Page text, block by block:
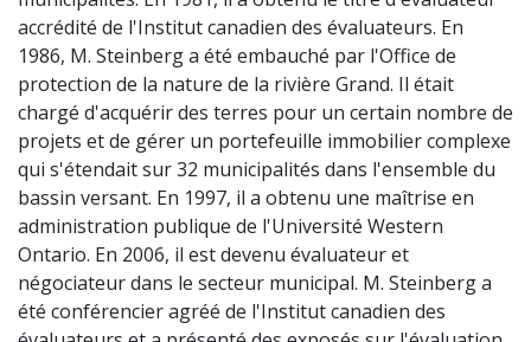
accrédité de l'Institut canadien des évaluateurs. En
1986, M. Steinberg a été embauché par l'Office de
protection de la nature de la rivière Grand. Il était
chargé d'acquérir des terres pour un certain nombre de
projets et de gérer un portefeuille immobilier complexe
qui s'étendait sur 32 municipalités dans l'ensemble du
bassin versant. En 1997, il a obtenu une maîtrise en
administration publique de l'Université Western
Ontario. En 2006, il est devenu évaluateur et
négociateur dans le secteur municipal. M. Steinberg a
été conférencier agréé de l'Institut canadien des